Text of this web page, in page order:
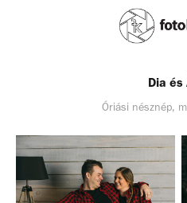
Dia és
Óriási nésznép,